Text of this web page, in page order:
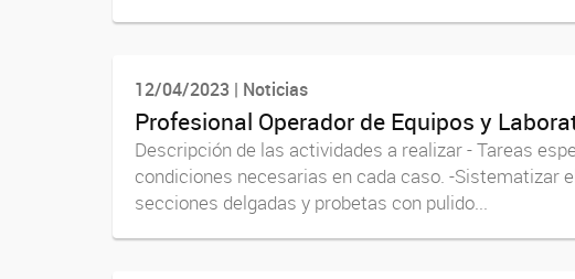
12/04/2023 | Noticias
Profesional Operador de Equipos y
Descripción de las actividades a realizar - Tareas
condiciones necesarias en cada caso. -Sistematizar
secciones delgadas y probetas con pulido...